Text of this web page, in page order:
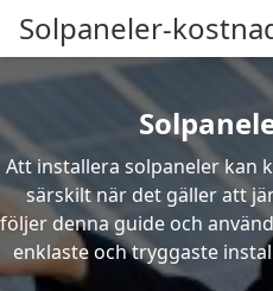
Solpaneler-
Att installera solpaneler kan
särskilt när det gäller att
följer denna guide och
enklaste och tryggaste